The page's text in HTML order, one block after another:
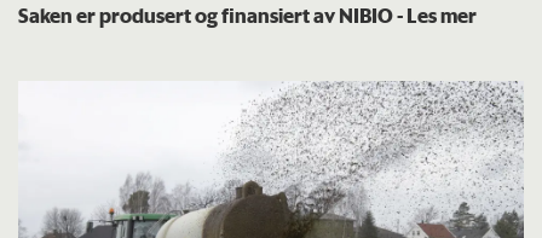
Saken er produsert og finansiert av NIBIO- Les mer